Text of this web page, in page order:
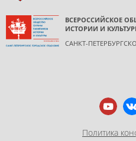
ВСЕРОССИЙСКОЕ
ИСТОРИИ И
САНКТ-
Политика